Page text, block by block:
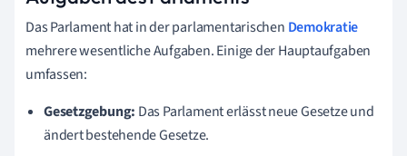
Das Parlament hat in der parlamentarischen Demokratie
mehrere wesentliche Aufgaben. Einige der Hauptaufgaben
umfassen:
Gesetzgebung: Das Parlament erlässt neue Gesetze und
ändert bestehende Gesetze.